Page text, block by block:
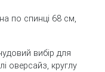
по спинці 68 см,
вибір для
оверсайз, круглу